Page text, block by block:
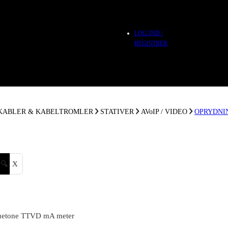
LOG IND /
REGISTRER
& KABELTROMLER STATIVER AVoIP / VIDEO
🔍 X
TTVD mA meter